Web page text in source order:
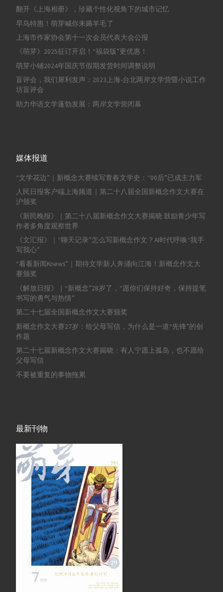
翻开《上海相册》，珍藏个性化视角下的城市记忆
早鸟特惠！萌芽喊你来薅羊毛了
上海市作家协会第十一次会员代表大会公报
《萌芽》2025征订开启！“福袋版”更优惠！
萌芽小铺2024年国庆节假期发货时间调整说明
盲评会，我们犀利发声：2023上海-台北两岸文学营暨小说工作
坊盲评会
助力华语文学蓬勃发展：两岸文学营闭幕
媒体报道
“文学花边”｜新概念大赛续写青春文学史：“00后”已成主力军
人民日报客户端上海频道｜第二十八届全国新概念作文大赛在
沪颁奖
《新民晚报》｜第二十八届新概念作文大赛揭晓 鼓励青少年写
作者多角度观察世界
《文汇报》｜“聊天记录”怎么写新概念作文？AI时代呼唤“我手
写我心”
“看看新闻Knews”｜期待文学新人奔涌向江海！新概念作文大
赛颁奖
《解放日报》｜“新概念”28岁了，“愿你们保持好奇，保持提笔
书写的勇气与热情”
第二十七届全国新概念作文大赛颁奖
新概念作文大赛27岁：给父母写信，为什么是一道“先锋”的创
作题
第二十七届新概念作文大赛揭晓：有人宁愿上孤岛，也不愿给
父母写信
不要被重复的事物拖累
最新刊物